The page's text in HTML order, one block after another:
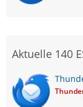
Aktuelle 140